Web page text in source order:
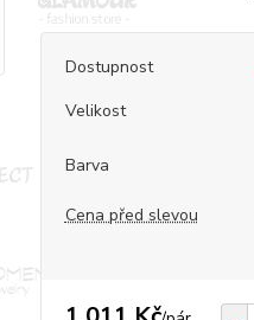
Dostupnost
Velikost
Barva
Cena před slevou